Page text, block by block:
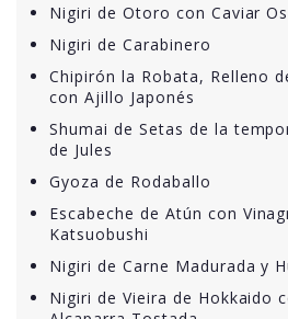
Nigiri de Otoro con Caviar
Nigiri de Carabinero
Chipirón la Robata, Relleno
con Ajillo Japonés
Shumai de Setas de la
de Jules
Gyoza de Rodaballo
Escabeche de Atún con
Katsuobushi
Nigiri de Carne Madurada y
Nigiri de Vieira de Hokkaido